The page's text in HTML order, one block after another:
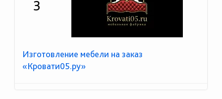
3
Изготовление мебели на заказ
«Кровати05.ру»